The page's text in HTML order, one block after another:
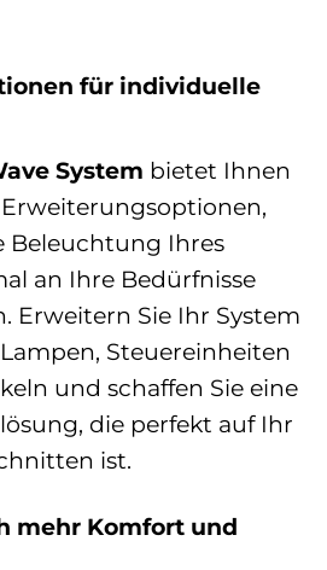
für individuelle
System bietet Ihnen
Beleuchtung Ihres
an Ihre Bedürfnisse
Erweitern Sie Ihr System
Steuereinheiten
und schaffen Sie eine
die perfekt auf Ihr
ist.
mehr Komfort und